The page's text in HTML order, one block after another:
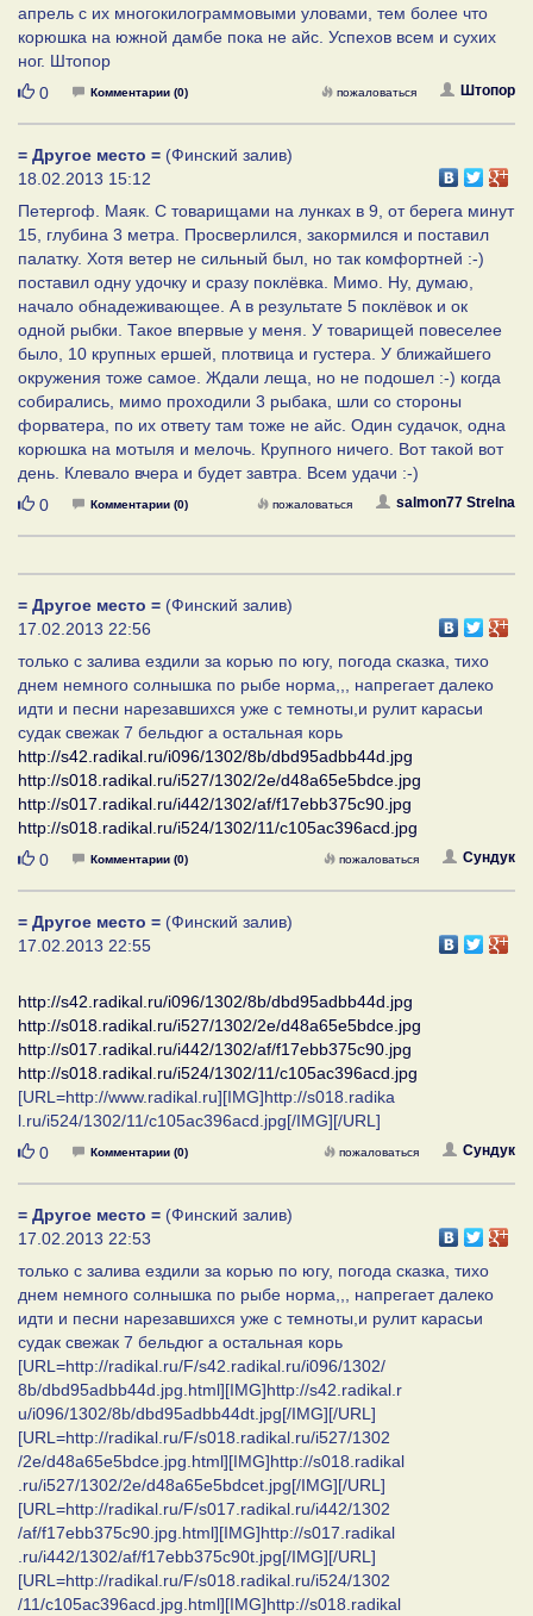
апрель с их многокилограммовыми уловами, тем более что
корюшка на южной дамбе пока не айс. Успехов всем и сухих
ног. Штопор
Нравится
0 Комментарии (0) Штопор
пожаловаться
= Другое место = (Финский залив)
18.02.2013 15:12
Петергоф. Маяк. С товарищами на лунках в 9, от берега минут
15, глубина 3 метра. Просверлился, закормился и поставил
палатку. Хотя ветер не сильный был, но так комфортней :-)
поставил одну удочку и сразу поклёвка. Мимо. Ну, думаю,
начало обнадеживающее. А в результате 5 поклёвок и ок
одной рыбки. Такое впервые у меня. У товарищей повеселее
было, 10 крупных ершей, плотвица и густера. У ближайшего
окружения тоже самое. Ждали леща, но не подошел :-) когда
собирались, мимо проходили 3 рыбака, шли со стороны
форватера, по их ответу там тоже не айс. Один судачок, одна
корюшка на мотыля и мелочь. Крупного ничего. Вот такой вот
день. Клевало вчера и будет завтра. Всем удачи :-)
Нравится
0 Комментарии (0) salmon77 Strelna
пожаловаться
= Другое место = (Финский залив)
17.02.2013 22:56
только с залива ездили за корью по югу, погода сказка, тихо
днем немного солнышка по рыбе норма,,, напрегает далеко
идти и песни нарезавшихся уже с темноты,и рулит карасьи
судак свежак 7 бельдюг а остальная корь
http://s42.radikal.ru/i096/1302/8b/dbd95adbb44d.jpg
http://s018.radikal.ru/i527/1302/2e/d48a65e5bdce.jpg
http://s017.radikal.ru/i442/1302/af/f17ebb375c90.jpg
http://s018.radikal.ru/i524/1302/11/c105ac396acd.jpg
Нравится
0 Комментарии (0) Сундук
пожаловаться
= Другое место = (Финский залив)
17.02.2013 22:55
http://s42.radikal.ru/i096/1302/8b/dbd95adbb44d.jpg
http://s018.radikal.ru/i527/1302/2e/d48a65e5bdce.jpg
http://s017.radikal.ru/i442/1302/af/f17ebb375c90.jpg
http://s018.radikal.ru/i524/1302/11/c105ac396acd.jpg
[URL=http://www.radikal.ru][IMG]http://s018.radika
l.ru/i524/1302/11/c105ac396acd.jpg[/IMG][/URL]
Нравится
0 Комментарии (0) Сундук
пожаловаться
= Другое место = (Финский залив)
17.02.2013 22:53
только с залива ездили за корью по югу, погода сказка, тихо
днем немного солнышка по рыбе норма,,, напрегает далеко
идти и песни нарезавшихся уже с темноты,и рулит карасьи
судак свежак 7 бельдюг а остальная корь
[URL=http://radikal.ru/F/s42.radikal.ru/i096/1302/
8b/dbd95adbb44d.jpg.html][IMG]http://s42.radikal.r
u/i096/1302/8b/dbd95adbb44dt.jpg[/IMG][/URL]
[URL=http://radikal.ru/F/s018.radikal.ru/i527/1302
/2e/d48a65e5bdce.jpg.html][IMG]http://s018.radikal
.ru/i527/1302/2e/d48a65e5bdcet.jpg[/IMG][/URL]
[URL=http://radikal.ru/F/s017.radikal.ru/i442/1302
/af/f17ebb375c90.jpg.html][IMG]http://s017.radikal
.ru/i442/1302/af/f17ebb375c90t.jpg[/IMG][/URL]
[URL=http://radikal.ru/F/s018.radikal.ru/i524/1302
/11/c105ac396acd.jpg.html][IMG]http://s018.radikal